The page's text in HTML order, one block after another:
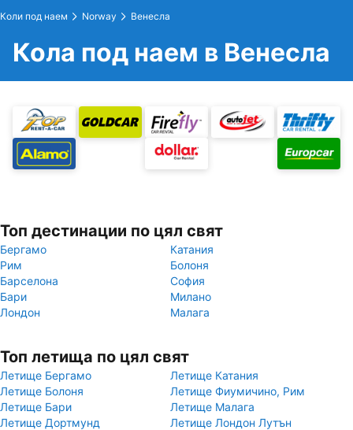
Коли под наем Norway Венесла
Кола под наем в Венесла
Топ дестинации по цял свят
Бергамо
Катания
Рим
Болоня
Барселона
София
Бари
Милано
Лондон
Малага
Топ летища по цял свят
Летище Бергамо
Летище Катания
Летище Болоня
Летище Фиумичино, Рим
Летище Бари
Летище Малага
Летище Дортмунд
Летище Лондон Лутън